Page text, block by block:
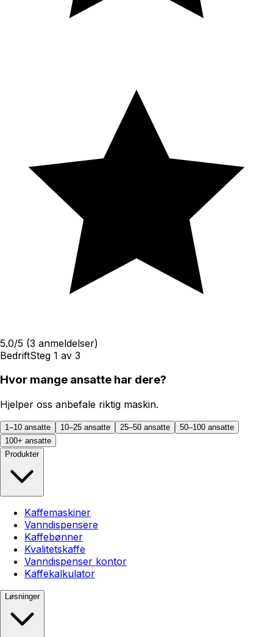
5.0/5 (3 anmeldelser)
BedriftSteg 1 av 3
Hvor mange ansatte har dere?
Hjelper oss anbefale riktig maskin.
1–10 ansatte 10–25 ansatte 25–50 ansatte
50–100 ansatte
100+ ansatte
Produkter
Kaffemaskiner
Vanndispensere
Kaffebønner
Kvalitetskaffe
Vanndispenser kontor
Kaffekalkulator
Løsninger